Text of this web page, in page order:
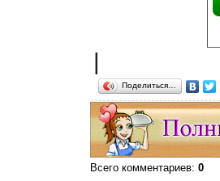
|
Поделиться…
Всего комментариев: 0